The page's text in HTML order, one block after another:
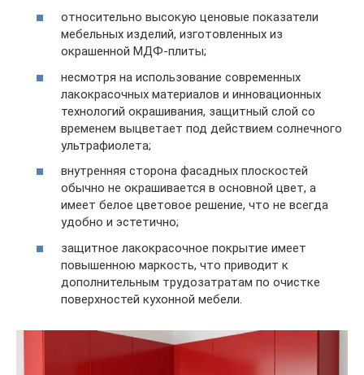
относительно высокую ценовые показатели
мебельных изделий, изготовленных из
окрашенной МДФ-плиты;
несмотря на использование современных
лакокрасочных материалов и инновационных
технологий окрашивания, защитный слой со
временем выцветает под действием солнечного
ультрафиолета;
внутренняя сторона фасадных плоскостей
обычно не окрашивается в основной цвет, а
имеет белое цветовое решение, что не всегда
удобно и эстетично;
защитное лакокрасочное покрытие имеет
повышенною маркость, что приводит к
дополнительным трудозатратам по очистке
поверхностей кухонной мебели.